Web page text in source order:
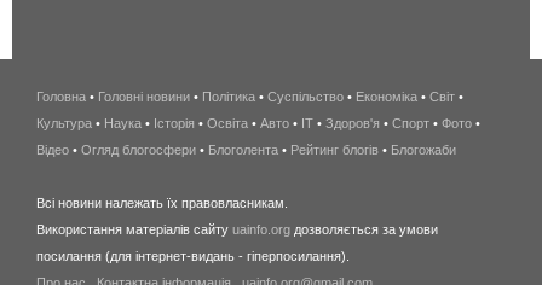
беспроводной
интернет
киев
wimax
Головна • Головні новини • Політика • Суспільство • Економіка • Світ •
Культура • Наука • Історія • Освіта • Авто • IT • Здоров'я • Спорт • Фото •
Відео • Огляд блогосфери • Блоголента • Рейтинг блогів • Блогожаби
Всі новини належать їх правовласникам.
Використання матеріалів сайту uainfo.org дозволяється за умови
посилання (для інтернет-видань - гіперпосилання).